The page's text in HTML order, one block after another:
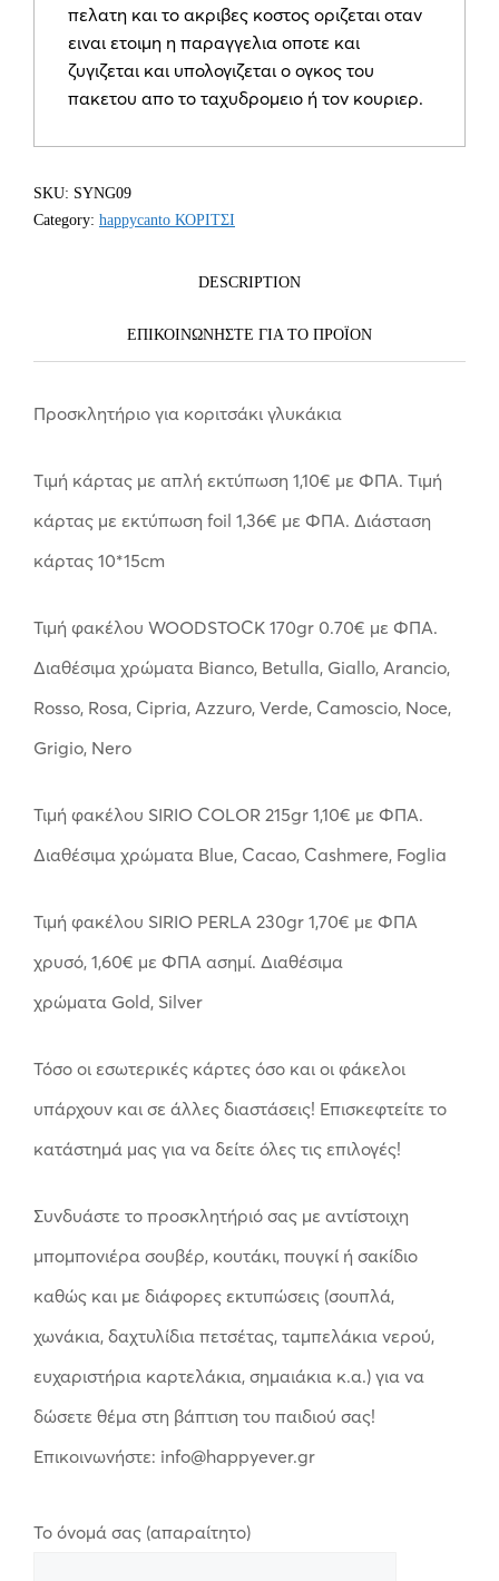
πελατη και το ακριβες κοστος οριζεται οταν
ειναι ετοιμη η παραγγελια οποτε και
ζυγιζεται και υπολογιζεται ο ογκος του
πακετου απο το ταχυδρομειο ή τον κουριερ.
SKU: SYNG09
Category: happycanto ΚΟΡΙΤΣΙ
DESCRIPTION
ΕΠΙΚΟΙΝΩΝΗΣΤΕ ΓΙΑ ΤΟ ΠΡΟΪOΝ
Προσκλητήριο για κοριτσάκι γλυκάκια
Tιμή κάρτας με απλή εκτύπωση 1,10€ με ΦΠΑ. Tιμή
κάρτας με εκτύπωση foil 1,36€ με ΦΠΑ. Διάσταση
κάρτας 10*15cm
Τιμή φακέλου WOODSTOCK 170gr 0.70€ με ΦΠΑ.
Διαθέσιμα χρώματα Bianco, Betulla, Giallo, Arancio,
Rosso, Rosa, Cipria, Azzuro, Verde, Camoscio, Noce,
Grigio, Nero
Τιμή φακέλου SIRIO COLOR 215gr 1,10€ με ΦΠΑ.
Διαθέσιμα χρώματα Blue, Cacao, Cashmere, Foglia
Τιμή φακέλου SIRIO PERLA 230gr 1,70€ με ΦΠΑ
χρυσό, 1,60€ με ΦΠΑ ασημί. Διαθέσιμα
χρώματα Gold, Silver
Τόσο οι εσωτερικές κάρτες όσο και οι φάκελοι
υπάρχουν και σε άλλες διαστάσεις! Επισκεφτείτε το
κατάστημά μας για να δείτε όλες τις επιλογές!
Συνδυάστε το προσκλητήριό σας με αντίστοιχη
μπομπονιέρα σουβέρ, κουτάκι, πουγκί ή σακίδιο
καθώς και με διάφορες εκτυπώσεις (σουπλά,
χωνάκια, δαχτυλίδια πετσέτας, ταμπελάκια νερού,
ευχαριστήρια καρτελάκια, σημαιάκια κ.α.) για να
δώσετε θέμα στη βάπτιση του παιδιού σας!
Επικοινωνήστε: info@happyever.gr
Το όνομά σας (απαραίτητο)